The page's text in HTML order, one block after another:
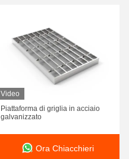
Video
Piattaforma di griglia in acciaio
galvanizzato
Ora Chiacchieri